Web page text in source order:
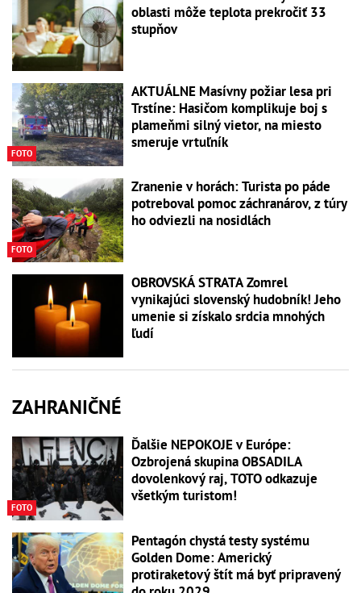
oblasti môže teplota prekročiť 33
stupňov
FOTO
AKTUÁLNE Masívny požiar lesa pri
Trstíne: Hasičom komplikuje boj s
plameňmi silný vietor, na miesto
smeruje vrtuľník
FOTO
Zranenie v horách: Turista po páde
potreboval pomoc záchranárov, z túry
ho odviezli na nosidlách
OBROVSKÁ STRATA Zomrel
vynikajúci slovenský hudobník! Jeho
umenie si získalo srdcia mnohých
ľudí
ZAHRANIČNÉ
FOTO
Ďalšie NEPOKOJE v Európe:
Ozbrojená skupina OBSADILA
dovolenkový raj, TOTO odkazuje
všetkým turistom!
Pentagón chystá testy systému
Golden Dome: Americký
protiraketový štít má byť pripravený